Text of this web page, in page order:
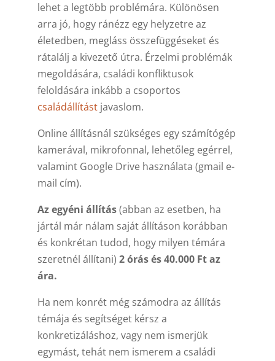
lehet a legtöbb problémára. Különösen
arra jó, hogy ránézz egy helyzetre az
életedben, megláss összefüggéseket és
rátalálj a kivezető útra. Érzelmi problémák
megoldására, családi konfliktusok
feloldására inkább a csoportos
családállítástjavaslom.
Online állításnál szükséges egy számítógép
kamerával, mikrofonnal, lehetőleg egérrel,
valamint Google Drive használata (gmail e-
mail cím).
Az egyéni állítás(abban az esetben, ha
jártál már nálam saját állításon korábban
és konkrétan tudod, hogy milyen témára
szeretnél állítani) 2 órás és 40.000 Ft az
ára.
Ha nem konrét még számodra az állítás
témája és segítséget kérsz a
konkretizáláshoz, vagy nem ismerjük
egymást, tehát nem ismerem a családi